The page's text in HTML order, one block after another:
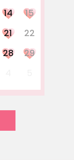
14
15
21
22
28
29